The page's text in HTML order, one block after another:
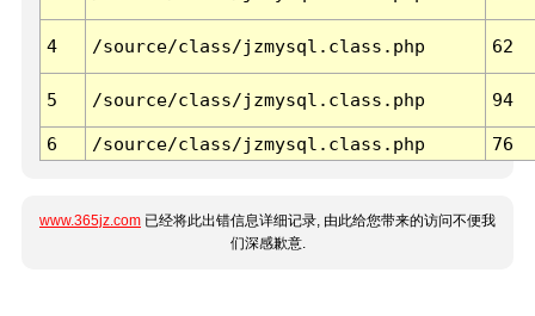
4 /source/class/jzmysql.class.php 62
5 /source/class/jzmysql.class.php 94
6 /source/class/jzmysql.class.php 76
www.365jz.com 已经将此出错信息详细记录, 由此给您带来的访问不便我
们深感歉意.